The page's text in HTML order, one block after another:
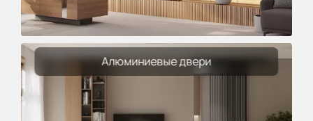
Алюминиевые двери